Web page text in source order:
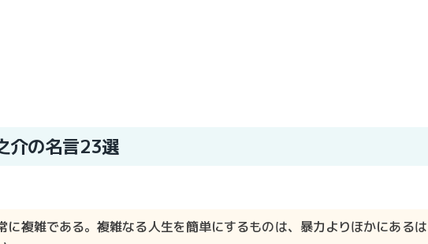
介の名言23選
に複雑である。複雑なる人生を簡単にするものは、暴力よりほかにあるは